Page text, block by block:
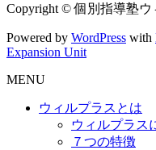
Copyright © 個別指導塾ウ
Powered by WordPress with
Expansion Unit
MENU
ウィルプラスとは
ウィルプラス
７つの特徴